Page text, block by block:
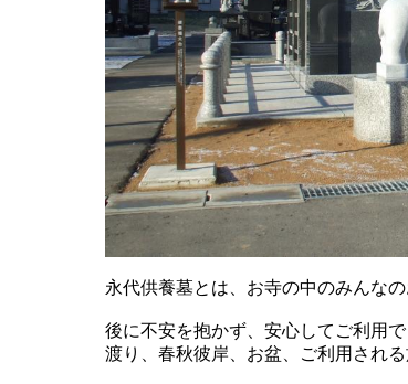
永代供養墓とは、お寺の中のみんな
後に不安を抱かず、安心してご利用
渡り、春秋彼岸、お盆、ご利用され